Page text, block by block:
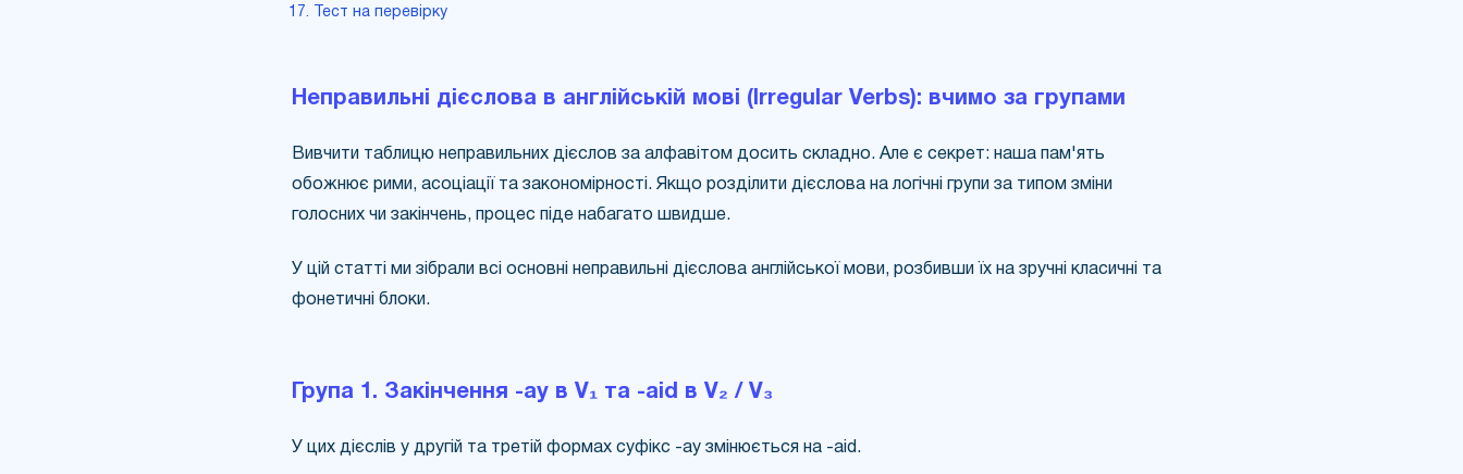
17. Тест на перевірку
Неправильні дієслова в англійській мові (Irregular Verbs): вчимо за групами
Вивчити таблицю неправильних дієслов за алфавітом досить складно. Але є секрет: наша пам'ять
обожнює рими, асоціації та закономірності. Якщо розділити дієслова на логічні групи за типом зміни
голосних чи закінчень, процес піде набагато швидше.
У цій статті ми зібрали всі основні неправильні дієслова англійської мови, розбивши їх на зручні класичні та
фонетичні блоки.
Група 1. Закінчення -ay в V₁ та -aid в V₂ / V₃
У цих дієслів у другій та третій формах суфікс -ay змінюється на -aid.